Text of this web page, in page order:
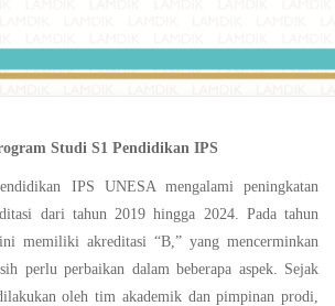
Studi S1 Pendidikan IPS
IPS UNESA mengalami peningkatan
dari tahun 2019 hingga 2024. Pada tahun
memiliki akreditasi “B,” yang mencerminkan
perlu perbaikan dalam beberapa aspek. Sejak
oleh tim akademik dan pimpinan prodi,